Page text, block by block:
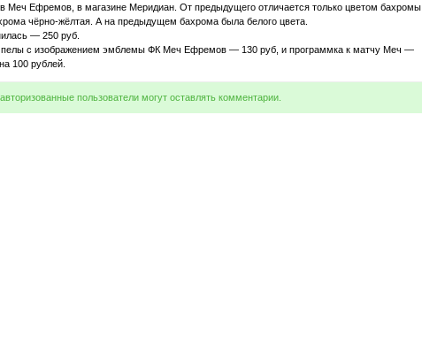
Ефремов, в магазине Меридиан. От предыдущего отличается только цветом бахромы.
чёрно-жёлтая. А на предыдущем бахрома была белого цвета.
— 250 руб.
с изображением эмблемы ФК Меч Ефремов — 130 руб, и программка к матчу Меч —
100 рублей.
пользователи могут оставлять комментарии.